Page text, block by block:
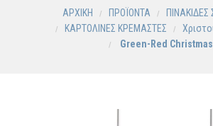
ΑΡΧΙΚΗ ΠΡΟΪΟΝΤΑ
ΚΑΡΤΟΛΙΝΕΣ ΚΡΕΜΑΣΤΕΣ
Green-Red Christmas